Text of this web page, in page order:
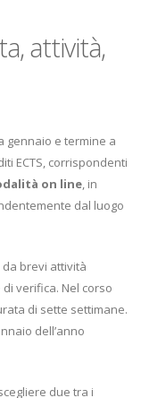
attività,
gennaio e termine a
ECTS, corrispondenti
on line, in
dal luogo
brevi attività
verifica. Nel corso
di sette settimane.
dell’anno
due tra i